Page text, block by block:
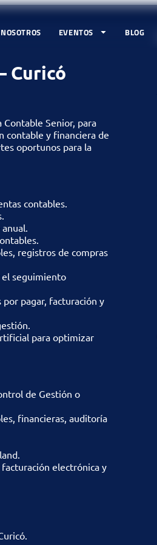
NOSOTROS EVENTOS BLOG
Curicó
Contable Senior, para
contable y financiera de
oportunos para la
contables.
registros de compras
el seguimiento
pagar, facturación y
para optimizar
de Gestión o
financieras, auditoría
electrónica y